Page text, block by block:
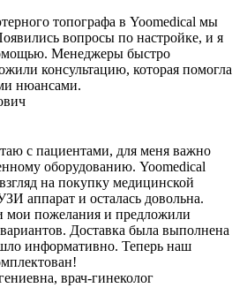
топографа в Yoomedical мы
вопросы по настройке, и я
Менеджеры быстро
консультацию, которая помогла
нюансами.
с пациентами, для меня важно
оборудованию. Yoomedical
на покупку медицинской
аппарат и осталась довольна.
пожелания и предложили
Доставка была выполнена
информативно. Теперь наш
врач-гинеколог